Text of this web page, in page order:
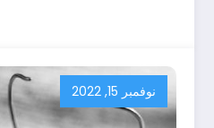
نوفمبر 15, 2022